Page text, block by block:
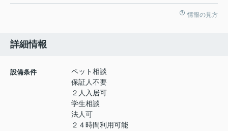
情報の見方
詳細情報
設備条件
ペット相談
保証人不要
２人入居可
学生相談
法人可
２４時間利用可能